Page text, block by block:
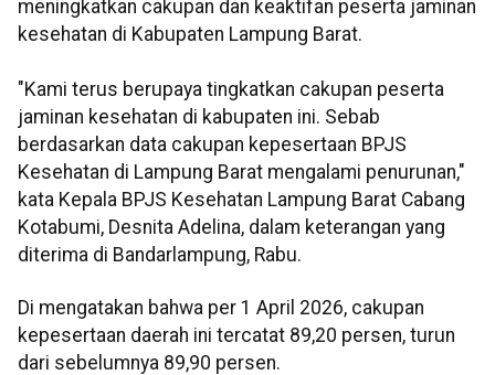
meningkatkan cakupan dan keaktifan peserta jaminan
kesehatan di Kabupaten Lampung Barat.
"Kami terus berupaya tingkatkan cakupan peserta
jaminan kesehatan di kabupaten ini. Sebab
berdasarkan data cakupan kepesertaan BPJS
Kesehatan di Lampung Barat mengalami penurunan,"
kata Kepala BPJS Kesehatan Lampung Barat Cabang
Kotabumi, Desnita Adelina, dalam keterangan yang
diterima di Bandarlampung, Rabu.
Di mengatakan bahwa per 1 April 2026, cakupan
kepesertaan daerah ini tercatat 89,20 persen, turun
dari sebelumnya 89,90 persen.